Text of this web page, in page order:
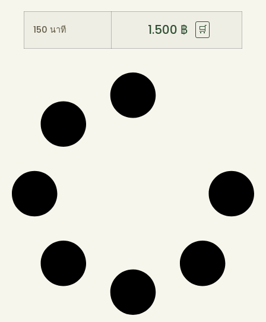
150 นาที 1.500 ฿ 🛒